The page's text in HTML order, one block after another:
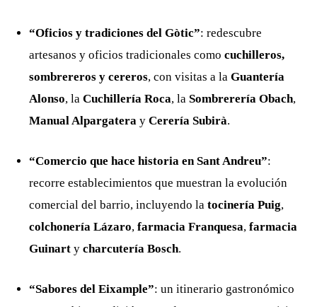
“Oficios y tradiciones del Gòtic”: redescubre
artesanos y oficios tradicionales como cuchilleros,
sombrereros y cereros, con visitas a la Guantería
Alonso, la Cuchillería Roca, la Sombrerería Obach,
Manual Alpargatera y Cerería Subirà.
“Comercio que hace historia en Sant Andreu”:
recorre establecimientos que muestran la evolución
comercial del barrio, incluyendo la tocinería Puig,
colchonería Lázaro, farmacia Franquesa, farmacia
Guinart y charcutería Bosch.
“Sabores del Eixample”: un itinerario gastronómico